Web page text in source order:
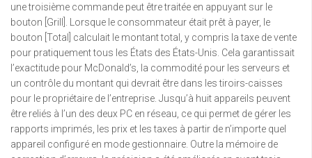
une troisième commande peut être traitée en appuyant sur le
bouton [Grill]. Lorsque le consommateur était prêt à payer, le
bouton [Total] calculait le montant total, y compris la taxe de vente
pour pratiquement tous les États des États-Unis. Cela garantissait
l’exactitude pour McDonald’s, la commodité pour les serveurs et
un contrôle du montant qui devrait être dans les tiroirs-caisses
pour le propriétaire de l’entreprise. Jusqu’à huit appareils peuvent
être reliés à l’un des deux PC en réseau, ce qui permet de gérer les
rapports imprimés, les prix et les taxes à partir de n’importe quel
appareil configuré en mode gestionnaire. Outre la mémoire de